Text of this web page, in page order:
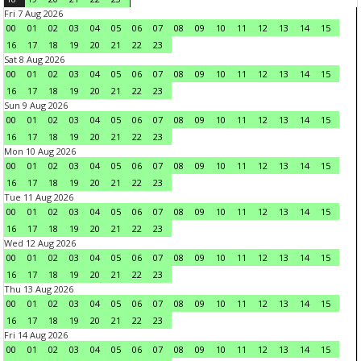
Fri 7 Aug 2026
00
01 02 03 04 05 06 07 08 09 10 11 12 13 14
15
16
17 18 19 20 21 22
23
Sat 8 Aug 2026
00
01 02 03 04 05 06 07 08 09 10 11 12 13 14
15
16
17 18 19 20 21 22
23
Sun 9 Aug 2026
00
01 02 03 04 05 06 07 08 09 10 11 12 13 14
15
16
17 18 19 20 21 22
23
Mon 10 Aug 2026
00
01 02 03 04 05 06 07 08 09 10 11 12 13 14
15
16
17 18 19 20 21 22
23
Tue 11 Aug 2026
00
01 02 03 04 05 06 07 08 09 10 11 12 13 14
15
16
17 18 19 20 21 22
23
Wed 12 Aug 2026
00
01 02 03 04 05 06 07 08 09 10 11 12 13 14
15
16
17 18 19 20 21 22
23
Thu 13 Aug 2026
00
01 02 03 04 05 06 07 08 09 10 11 12 13 14
15
16
17 18 19 20 21 22
23
Fri 14 Aug 2026
00
01 02 03 04 05 06 07 08 09 10 11 12 13 14
15